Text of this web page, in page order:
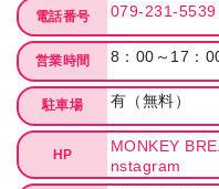
電話番号 079-231-5539
営業時間 8：00～17：
駐車場 有（無料）
HP
MONKEY
nstagram